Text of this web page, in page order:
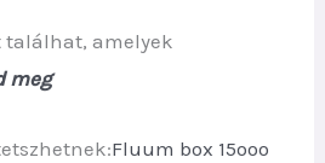
találhat, amelyek
meg
Fluum box 15ooo